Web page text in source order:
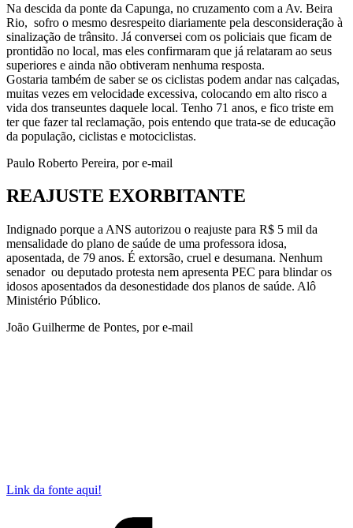
Na descida da ponte da Capunga, no cruzamento com a Av. Beira
Rio, sofro o mesmo desrespeito diariamente pela desconsideração à
sinalização de trânsito. Já conversei com os policiais que ficam de
prontidão no local, mas eles confirmaram que já relataram ao seus
superiores e ainda não obtiveram nenhuma resposta.
Gostaria também de saber se os ciclistas podem andar nas calçadas,
muitas vezes em velocidade excessiva, colocando em alto risco a
vida dos transeuntes daquele local. Tenho 71 anos, e fico triste em
ter que fazer tal reclamação, pois entendo que trata-se de educação
da população, ciclistas e motociclistas.
Paulo Roberto Pereira, por e-mail
REAJUSTE EXORBITANTE
Indignado porque a ANS autorizou o reajuste para R$ 5 mil da
mensalidade do plano de saúde de uma professora idosa,
aposentada, de 79 anos. É extorsão, cruel e desumana. Nenhum
senador ou deputado protesta nem apresenta PEC para blindar os
idosos aposentados da desonestidade dos planos de saúde. Alô
Ministério Público.
João Guilherme de Pontes, por e-mail
Link da fonte aqui!